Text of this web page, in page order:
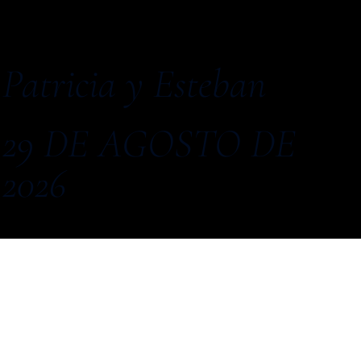
Patricia y Esteban
29 DE AGOSTO DE
2026